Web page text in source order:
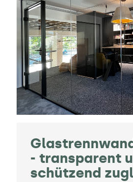
- transparent
schützend